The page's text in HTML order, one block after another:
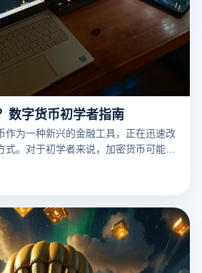
数字货币初学者指南
作为一种新兴的金融工具，正在迅速改
式。对于初学者来说，加密货币可能看
了解它的基本概念可以帮助我们更好地
是一种基于区块链技术的数字资产，
府机构，而是通过分散的网络进行交易
货币的初学者提供一个清晰的指南，包
本理念。